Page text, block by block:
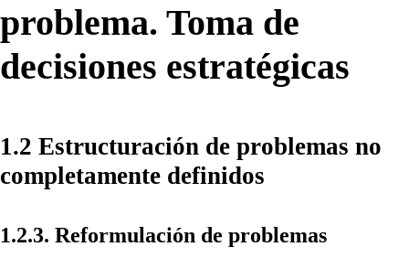
problema. Toma de
decisiones estratégicas
1.2 Estructuración de problemas no
completamente definidos
1.2.3. Reformulación de problemas